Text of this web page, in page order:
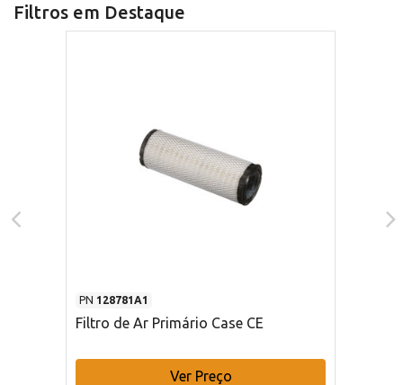
Filtros em Destaque
PN 128781A1
Filtro de Ar Primário Case CE
Ver Preço